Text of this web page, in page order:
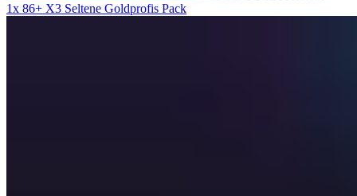
1x 86+ X3 Seltene Goldprofis Pack